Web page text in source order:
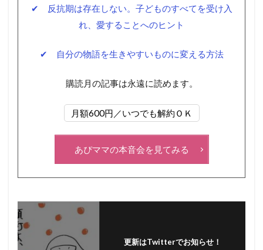
✔ 反抗期は存在しない。子どものすべてを受け入
れ、愛することへのヒント
✔ 自分の物語を生きやすいものに変える方法
購読月の記事は永遠に読めます。
月額600円／いつでも解約ＯＫ
あぴママの本音会を見てみる
更新はTwitterでお知らせ！